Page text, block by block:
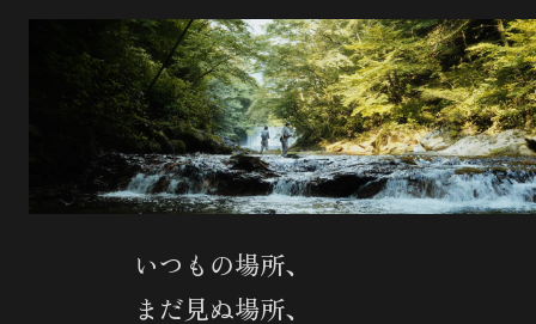
いつもの場所、
まだ見ぬ場所、